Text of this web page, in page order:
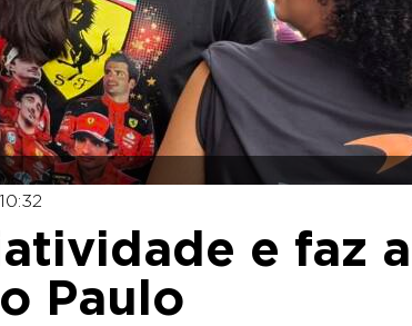
e faz a
Paulo